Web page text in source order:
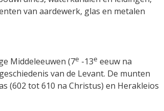
van aardewerk, glas en metalen
Middeleeuwen (7e -13e eeuw na
van de Levant. De munten
(602 tot 610 na Christus) en Herakleios